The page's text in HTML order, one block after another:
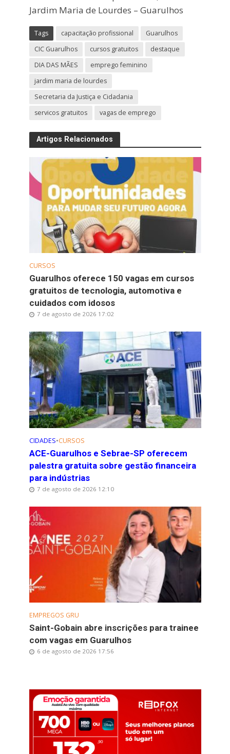
Jardim Maria de Lourdes – Guarulhos
Tags capacitação profissional
Guarulhos
CIC Guarulhos
cursos gratuitos
destaque
DIA DAS MÃES
emprego feminino
jardim maria de lourdes
Secretaria da Justiça e Cidadania
servicos gratuitos
vagas de emprego
Artigos Relacionados
CURSOS
Guarulhos oferece 150 vagas em cursos
gratuitos de tecnologia, automotiva e
cuidados com idosos
7 de agosto de 2026 17:02
CIDADES•CURSOS
ACE-Guarulhos e Sebrae-SP oferecem
palestra gratuita sobre gestão financeira
para indústrias
7 de agosto de 2026 12:10
EMPREGOS GRU
Saint-Gobain abre inscrições para trainee
com vagas em Guarulhos
6 de agosto de 2026 17:56